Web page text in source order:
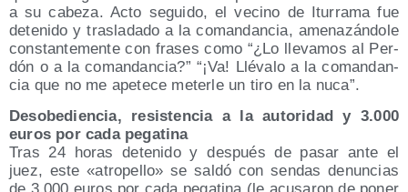
a su cabe­za. Acto segui­do, el vecino de Itu­rra­ma fue
dete­ni­do y tras­la­da­do a la coman­dan­cia, ame­na­zán­do­le
cons­tan­te­men­te con fra­ses como “¿Lo lle­va­mos al Per­
dón o a la coman­dan­cia?” “¡Va! Llé­va­lo a la coman­dan­
cia que no me ape­te­ce meter­le un tiro en la nuca”.
Des­obe­dien­cia, resis­ten­cia a la auto­ri­dad y 3.000
euros por cada pegatina
Tras 24 horas dete­ni­do y des­pués de pasar ante el
juez, este «atro­pe­llo» se sal­dó con sen­das denun­cias